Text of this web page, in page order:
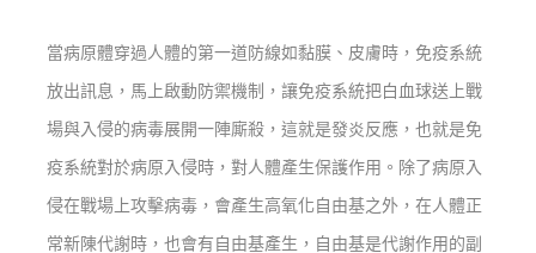
當病原體穿過人體的第一道防線如黏膜、皮膚時，免疫系統
放出訊息，馬上啟動防禦機制，讓免疫系統把白血球送上戰
場與入侵的病毒展開一陣廝殺，這就是發炎反應，也就是免
疫系統對於病原入侵時，對人體產生保護作用。除了病原入
侵在戰場上攻擊病毒，會產生高氧化自由基之外，在人體正
常新陳代謝時，也會有自由基產生，自由基是代謝作用的副